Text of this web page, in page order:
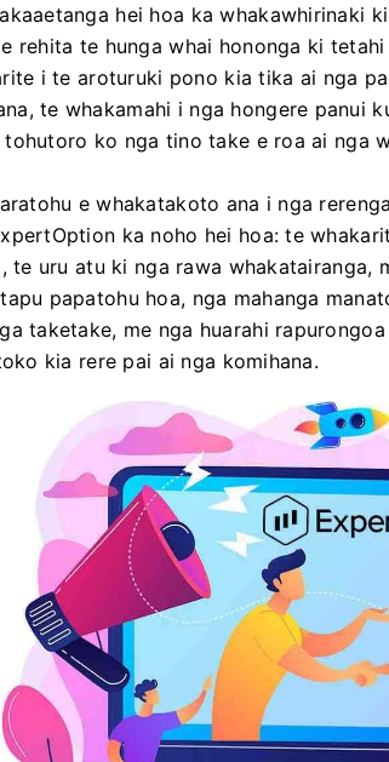
hei hoa ka whakawhirinaki
rehita te hunga whai hononga ki
i te aroturuki pono kia tika ai nga
te whakamahi i nga hongere panui
tohutoro ko nga tino take e roa ai nga
e whakatakoto ana i nga
ka noho hei hoa: te
te uru atu ki nga rawa whakatairanga,
papatohu hoa, nga mahanga
taketake, me nga huarahi
kia rere pai ai nga komihana.